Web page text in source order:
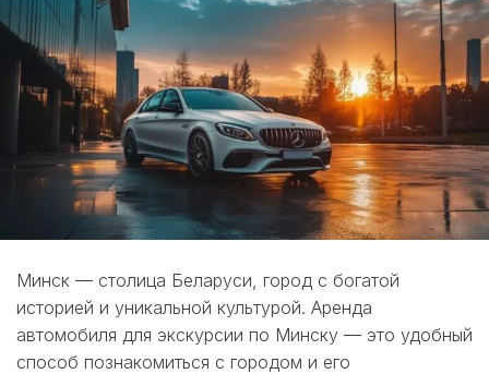
Минск — столица Беларуси, город с богатой
историей и уникальной культурой. Аренда
автомобиля для экскурсии по Минску — это удобный
способ познакомиться с городом и его